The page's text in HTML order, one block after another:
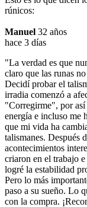
rúnicos:
Manuel 32 años
hace 3 días
"La verdad es que
claro que las runas
Decidí probar el
irradia comenzó a
"Corregirme", por así
energía e incluso me
que mi vida ha
talismanes. Después
acontecimientos
criaron en el trabajo
logré la estabilidad
Pero lo más
paso a su sueño. Lo
con la compra.